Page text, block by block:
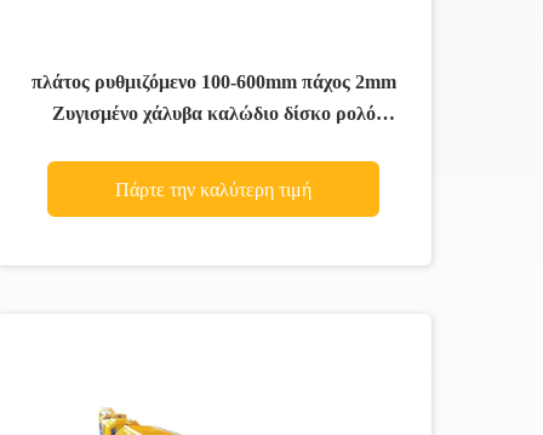
πλάτος ρυθμιζόμενο 100-600mm πάχος 2mm
Ζυγισμένο χάλυβα καλώδιο δίσκο ρολό
Πάρτε την καλύτερη τιμή